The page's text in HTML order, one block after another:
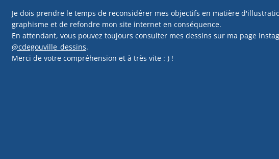
Je dois prendre le temps de reconsidérer mes objectifs en matière
graphisme et de refondre mon site internet en conséquence.
En attendant, vous pouvez toujours consulter mes dessins sur ma page
@cdegouville_dessins.
Merci de votre compréhension et à très vite : ) !